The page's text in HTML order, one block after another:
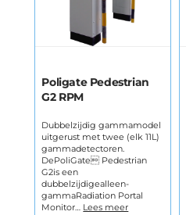
Poligate Pedestrian
G2 RPM
Dubbelzijdig gammamodel
uitgerust met twee (elk 11L)
gammadetectoren.
DePoliGate Pedestrian
G2is een
dubbelzijdigealleen-
gammaRadiation Portal
Monitor… Lees meer